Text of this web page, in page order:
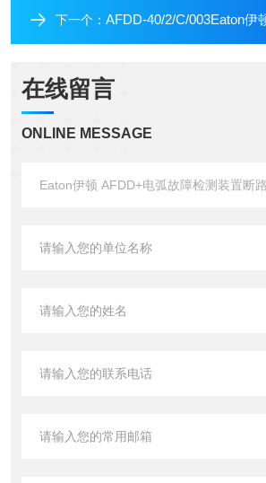
下一个： AFDD-40/2/C/003Eaton伊顿 AFDD+
在线留言
ONLINE MESSAGE